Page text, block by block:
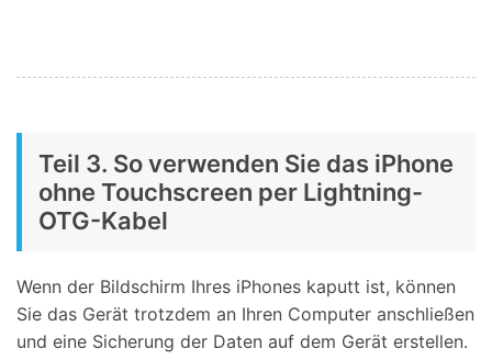
Teil 3. So verwenden Sie das iPhone
ohne Touchscreen per Lightning-
OTG-Kabel
Wenn der Bildschirm Ihres iPhones kaputt ist, können
Sie das Gerät trotzdem an Ihren Computer anschließen
und eine Sicherung der Daten auf dem Gerät erstellen.